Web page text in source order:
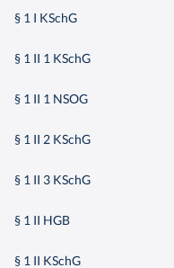
§ 1 I KSchG
§ 1 II 1 KSchG
§ 1 II 1 NSOG
§ 1 II 2 KSchG
§ 1 II 3 KSchG
§ 1 II HGB
§ 1 II KSchG